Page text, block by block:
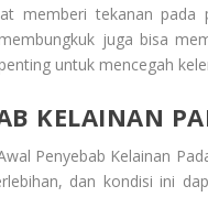
memberi tekanan
juga bisa
untuk mencegah
KELAINAN
Penyebab Kelainan
dan kondisi ini